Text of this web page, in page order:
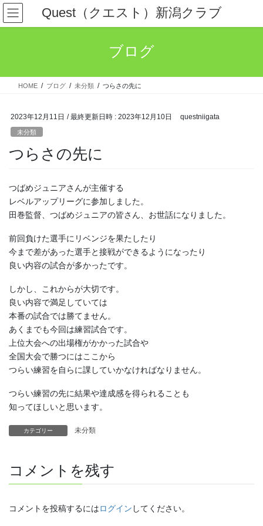
コ
ン
テ
ス
ナ
ビ
ゲ
ン
Quest（クエスト）新潟クラブ
ブログ
HOME ブログ 未分類 つらさの先に
2023年12月11日 / 最終更新日時 : 2023年12月10日 questniigata
未分類
つらさの先に
つばめジュニアさんが主催する
レベルアップリーグに参加しました。
田巻監督、つばめジュニアの皆さん、お世話になりました。
前回負けた選手にリベンジを果たしたり
今まで差があった選手と接戦ができるようになったり
良い内容の試合が多かったです。
しかし、これからが大切です。
良い内容で満足していては
本番の試合では勝てません。
あくまでも今回は練習試合です。
上位大会への出場権がかかった試合や
全国大会で勝つにはここから
つらい練習を自らに課していかなければなりません。
つらい練習の先に結果や達成感を得られることも
知ってほしいと思います。
カテゴリー 未分類
コメントを残す
コメントを投稿するにはログイン してください。